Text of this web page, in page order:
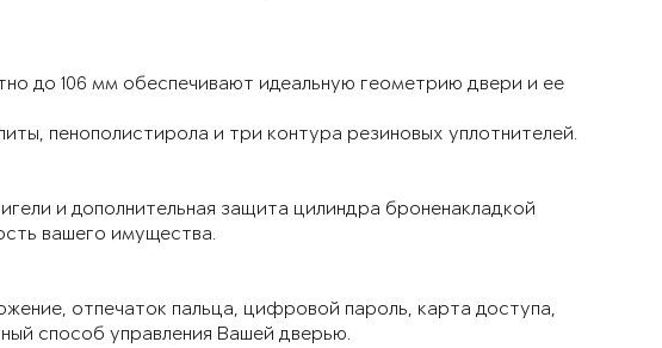
до 106 мм обеспечивают идеальную геометрию двери и ее
пенополистирола и три контура резиновых уплотнителей.
и дополнительная защита цилиндра броненакладкой
вашего имущества.
отпечаток пальца, цифровой пароль, карта доступа,
способ управления Вашей дверью.